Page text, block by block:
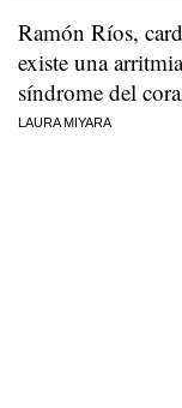
Ramón Ríos,
existe una
síndrome del
LAURA MIYARA